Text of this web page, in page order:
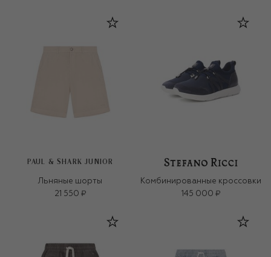
PAUL & SHARK JUNIOR
Льняные шорты
21 550 ₽
Комбинированные кроссовки
145 000 ₽